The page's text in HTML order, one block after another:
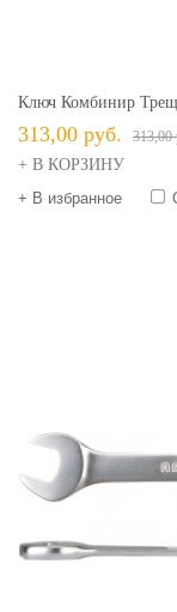
Ключ Комбинир
313,00 руб. 313,00
+ В КОРЗИНУ
+ В избранное